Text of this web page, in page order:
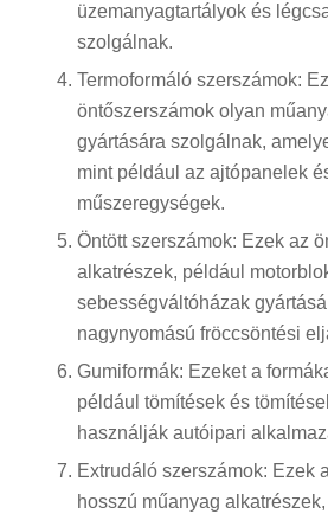
üzemanyagtartályok és
szolgálnak.
Termoformáló szerszámok:
öntőszerszámok olyan
gyártására szolgálnak,
mint például az ajtópanelek
műszeregységek.
Öntött szerszámok: Ezek az
alkatrészek, például
sebességváltóházak
nagynyomású fröccsöntési
Gumiformák: Ezeket a
például tömítések és
használják autóipari
Extrudáló szerszámok: Ezek
hosszú műanyag alkatrészek,